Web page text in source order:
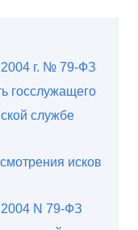
г. № 79-ФЗ
госслужащего
службе
исков
N 79-ФЗ